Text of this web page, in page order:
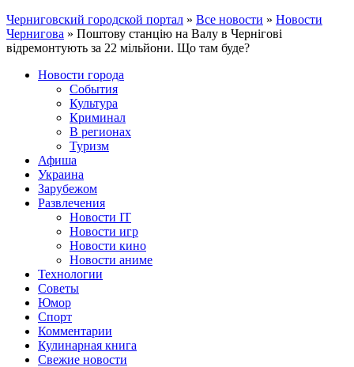
Черниговский городской портал » Все новости » Новости
Чернигова » Поштову станцію на Валу в Чернігові
відремонтують за 22 мільйони. Що там буде?
Новости города
События
Культура
Криминал
В регионах
Туризм
Афиша
Украина
Зарубежом
Развлечения
Новости IT
Новости игр
Новости кино
Новости аниме
Технологии
Советы
Юмор
Спорт
Комментарии
Кулинарная книга
Свежие новости